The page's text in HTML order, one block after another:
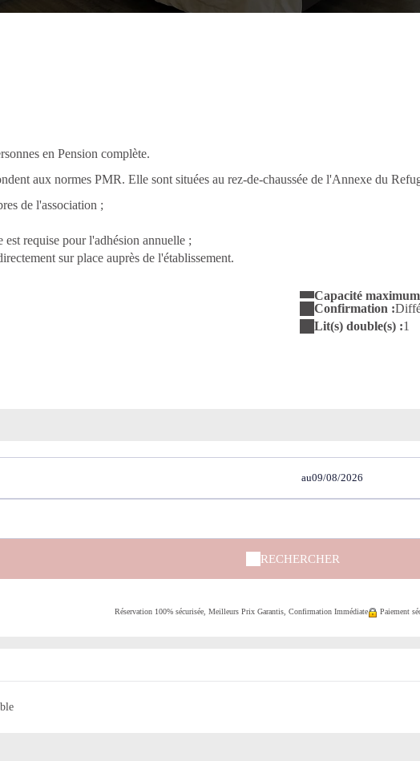
en Pension complète.
aux normes PMR. Elle sont situées au rez-de-chaussée de l'Annexe du
de l'association ;
requise pour l'adhésion annuelle ;
sur place auprès de l'établissement.
Capacité
Confirmation :
Lit(s) double(s) :1
au
RECHERCHER
Réservation 100% sécurisée, Meilleurs Prix Garantis, Confirmation Immédiate Paiement